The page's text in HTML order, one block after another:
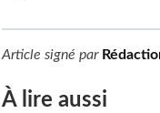
Article signé par
À lire aussi